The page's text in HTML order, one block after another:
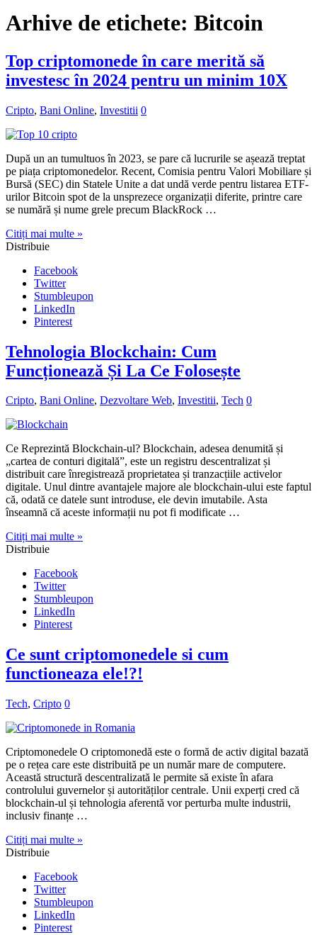
Arhive de etichete: Bitcoin
Top criptomonede în care merită să
investesc în 2024 pentru un minim 10X
Cripto, Bani Online, Investitii 0
După un an tumultuos în 2023, se pare că lucrurile se așează treptat
pe piața criptomonedelor. Recent, Comisia pentru Valori Mobiliare și
Bursă (SEC) din Statele Unite a dat undă verde pentru listarea ETF-
urilor Bitcoin spot de la unsprezece organizații diferite, printre care
se numără și nume grele precum BlackRock …
Citiți mai multe »
Distribuie
Facebook
Twitter
Stumbleupon
LinkedIn
Pinterest
Tehnologia Blockchain: Cum
Funcționează Și La Ce Folosește
Cripto, Bani Online, Dezvoltare Web, Investitii, Tech 0
Ce Reprezintă Blockchain-ul? Blockchain, adesea denumită și
„cartea de conturi digitală”, este un registru descentralizat și
distribuit care înregistrează proprietatea și tranzacțiile activelor
digitale. Unul dintre avantajele majore ale blockchain-ului este faptul
că, odată ce datele sunt introduse, ele devin imutabile. Asta
înseamnă că aceste informații nu pot fi modificate …
Citiți mai multe »
Distribuie
Facebook
Twitter
Stumbleupon
LinkedIn
Pinterest
Ce sunt criptomonedele si cum
functioneaza ele!?!
Tech, Cripto 0
Criptomonedele O criptomonedă este o formă de activ digital bazată
pe o rețea care este distribuită pe un număr mare de computere.
Această structură descentralizată le permite să existe în afara
controlului guvernelor și autorităților centrale. Unii experți cred că
blockchain-ul și tehnologia aferentă vor perturba multe industrii,
inclusiv finanțe …
Citiți mai multe »
Distribuie
Facebook
Twitter
Stumbleupon
LinkedIn
Pinterest